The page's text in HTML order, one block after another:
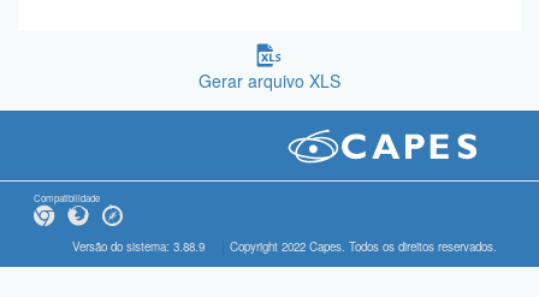
Gerar arquivo XLS
Compatibilidade
Versão do sistema: 3.88.9 Copyright 2022 Capes. Todos os direitos reservados.